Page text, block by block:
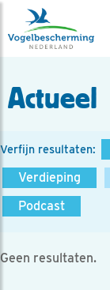
Actueel
Verfijn resultaten:
Verdieping
Podcast
Geen resultaten.